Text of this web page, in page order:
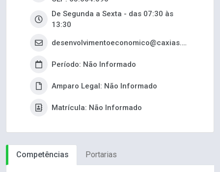
De Segunda a Sexta - das 07:30 às
13:30
desenvolvimentoeconomico@caxias.ma.gov.br
Período: Não Informado
Amparo Legal: Não Informado
Matrícula: Não Informado
Competências Portarias